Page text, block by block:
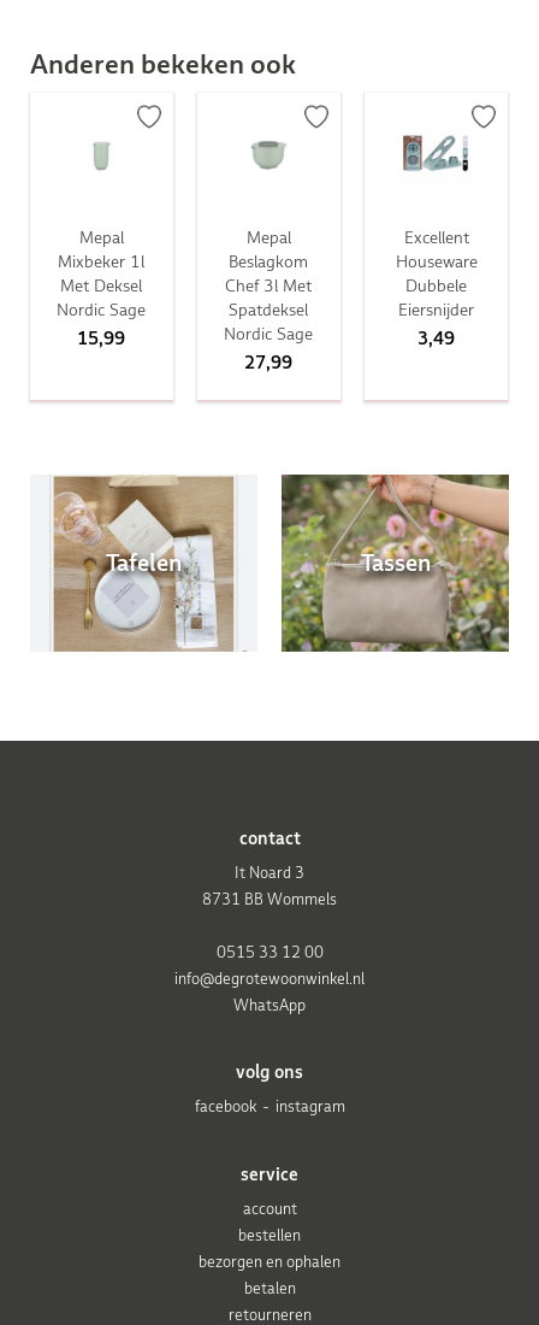
Anderen bekeken ook
Mepal
Mixbeker 1l
Met Deksel
Nordic Sage
15,99
Mepal
Beslagkom
Chef 3l Met
Spatdeksel
Nordic Sage
27,99
Excellent
Houseware
Dubbele
Eiersnijder
3,49
Tafelen Tassen
service
account
bestellen
bezorgen en ophalen
betalen
retourneren
volg ons
facebook
instagram
contact
It Noard 3
8731 BB Wommels
0515 33 12 00
info@degrotewoonwinkel.nl
WhatsApp